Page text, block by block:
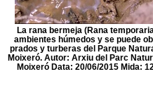
La rana bermeja (Rana
ambientes húmedos y se puede
prados y turberas del Parque
Moixeró. Autor: Arxiu del Parc
Moixeró Data: 20/06/2015 Mida: